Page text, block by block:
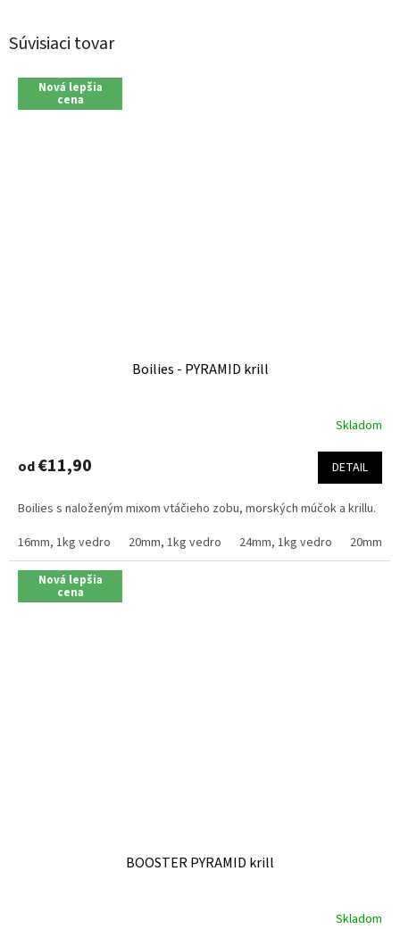
Súvisiaci tovar
Nová lepšia
cena
Boilies - PYRAMID krill
produktu
z
hviezdičiek.
Skladom
od€11,90 DETAIL
Boilies s naloženým mixom vtáčieho zobu, morských múčok a krillu.
16mm, 1kg vedro
20mm, 1kg vedro 24mm, 1kg vedro 20mm,
Nová lepšia
cena
BOOSTER PYRAMID krill
Skladom